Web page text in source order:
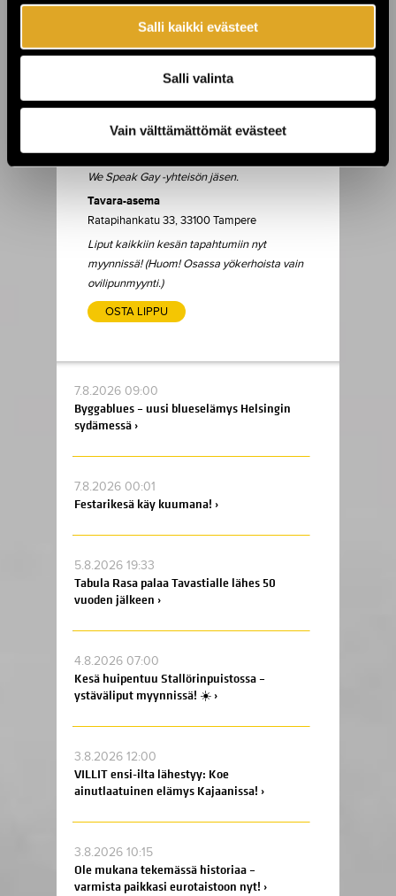
Salli kaikki evästeet
Salli valinta
Vain välttämättömät evästeet
elokuinenMenneisyyden vangit-yhtyeen
keikka huipentuu uuteen purkkaa ja jytää
Diskoteekkiin
käytössä turvallisemman tilan periaatteet ja
häirintäyhdyshenkilötoiminta. Talo on myös
We Speak Gay -yhteisön jäsen.
Tavara-asema
Ratapihankatu 33, 33100 Tampere
Liput kaikkiin kesän tapahtumiin nyt
myynnissä!(Huom! Osassa yökerhoista vain
ovilipunmyynti.)
OSTA LIPPU
7.8.2026 09:00
Byggablues – uusi blueselämys Helsingin
sydämessä ›
7.8.2026 00:01
Festarikesä käy kuumana! ›
5.8.2026 19:33
Tabula Rasa palaa Tavastialle lähes 50
vuoden jälkeen ›
4.8.2026 07:00
Kesä huipentuu Stallörinpuistossa –
ystäväliput myynnissä! ☀️ ›
3.8.2026 12:00
VILLIT ensi-ilta lähestyy: Koe
ainutlaatuinen elämys Kajaanissa! ›
3.8.2026 10:15
Ole mukana tekemässä historiaa –
varmista paikkasi eurotaistoon nyt! ›